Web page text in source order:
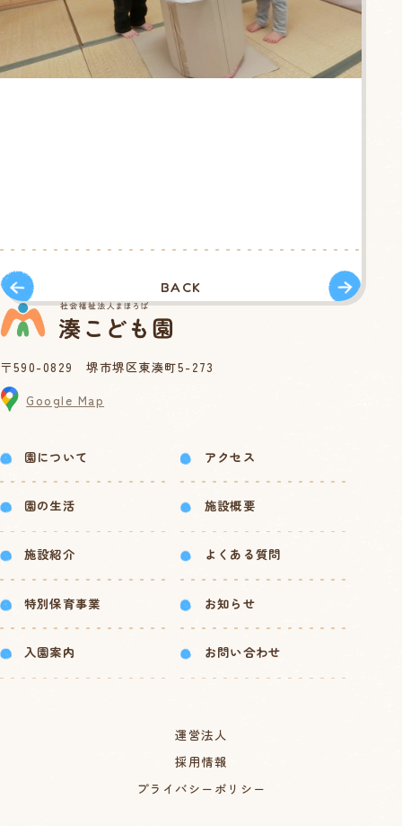
BACK
〒590-0829 堺市堺区東湊町5-273
Google Map
園について
園の生活
施設紹介
特別保育事業
入園案内
アクセス
施設概要
よくある質問
お知らせ
お問い合わせ
運営法人
採用情報
プライバシーポリシー